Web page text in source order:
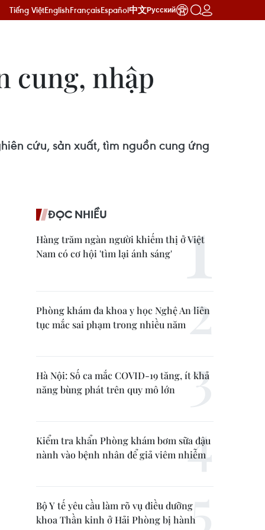
Tiếng ViệtEnglishFrançaisEspañol中文Русский
cung, nhập
cứu, sản xuất, tìm nguồn cung ứng
ĐỌC NHIỀU
Hàng trăm ngàn người khiếm thị ở Việt
Nam có cơ hội 'tìm lại ánh sáng'
Phòng khám đa khoa y học Nghệ An liên
tục mắc sai phạm trong nhiều năm
Hà Nội: Số ca mắc COVID-19 tăng, ít khả
năng bùng phát trên quy mô lớn
Kiểm tra khẩn Phòng khám bơm sữa đậu
nành vào bệnh nhân để giả viêm nhiễm
Bộ Y tế yêu cầu làm rõ vụ điều dưỡng
khoa Thần kinh ở Hải Phòng bị hành